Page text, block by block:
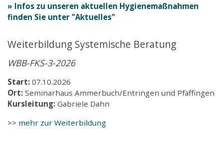
» Infos zu unseren aktuellen Hygienemaßnahmen
finden Sie unter "Aktuelles"
Weiterbildung Systemische Beratung
WBB-FKS-3-2026
Start: 07.10.2026
Ort: Seminarhaus Ammerbuch/Entringen und Pfäffingen
Kursleitung: Gabriele Dahn
>> mehr zur Weiterbildung